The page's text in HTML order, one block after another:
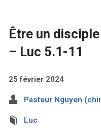
Être un
– Luc 5.1-11
25 février 2024
Pasteur Nguyen
Luc